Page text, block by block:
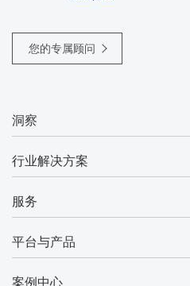
您的专属顾问
洞察
行业解决方案
服务
平台与产品
案例中心